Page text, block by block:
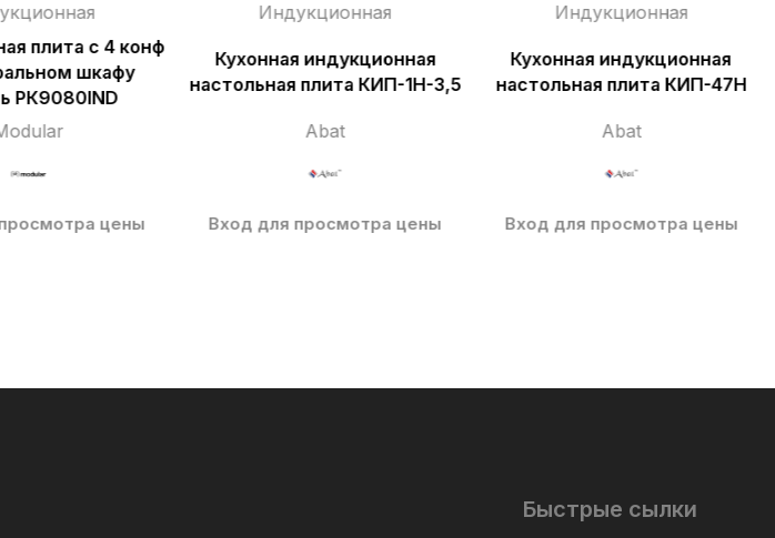
плита с 4 конф
шкафу
РК9080IND
цены
Индукционная
Кухонная индукционная
настольная плита КИП-1Н-3,5
Abat
Вход для просмотра цены
Индукционная
Кухонная индукционная
настольная плита КИП-47Н
Abat
Вход для просмотра цены
Быстрые сылки